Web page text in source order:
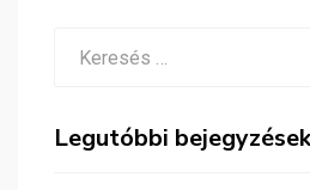
Legutóbbi bejegyzések